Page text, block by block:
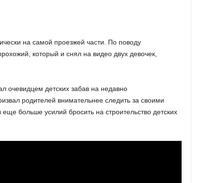
на самой проезжей части. По поводу
который и снял на видео двух девочек,
очевидцем детских забав на недавно
родителей внимательнее следить за своими
больше усилий бросить на строительство детских